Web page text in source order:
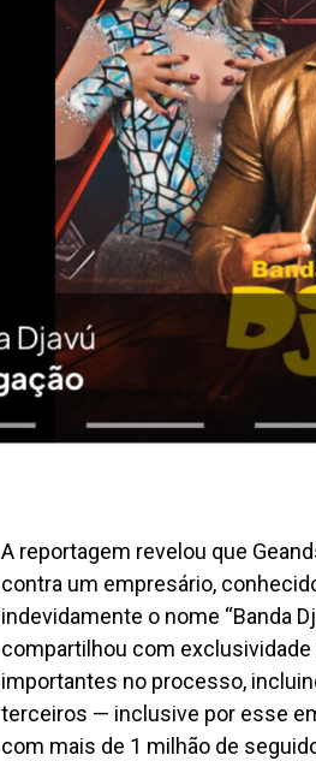
A reportagem revelou que
contra um empresário,
indevidamente o nome “Banda
compartilhou com
importantes no processo,
terceiros — inclusive por esse
com mais de 1 milhão de